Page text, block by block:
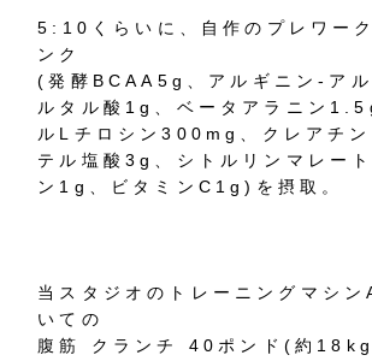
5:10くらいに、自作のプレワー
ンク
(発酵BCAA5g、アルギニン-ア
ルタル酸1g、ベータアラニン
ルLチロシン300mg、クレアチ
テル塩酸3g、シトルリンマレー
ン1g、ビタミンC1g)を摂取。
当スタジオのトレーニングマシ
いての
腹筋 クランチ 40ポンド(約